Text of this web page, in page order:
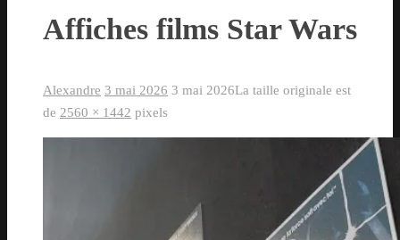
Affiches films Star Wars
Alexandre 3 mai 2026 3 mai 2026La taille originale est
de 2560 × 1442 pixels